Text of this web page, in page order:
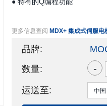
更多信息查阅 MDX+ 集成式伺服电
品牌:
数量:
-
运送至: